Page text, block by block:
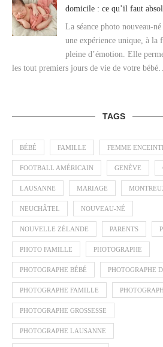
domicile : ce qu’il faut
La séance photo nouveau-
une expérience unique, à la
pleine d’émotion. Elle
les tout premiers jours de vie de votre
TAGS
BÉBÉ FAMILLE FEMME
FOOTBALL AMÉRICAIN GENÈVE
LAUSANNE MARIAGE
NEUCHÂTEL NOUVEAU-NÉ
NOUVELLE ZÉLANDE PARENTS
PHOTO FAMILLE PHOTOGRAPHE
PHOTOGRAPHE BÉBÉ PHOTOGRAPHE
PHOTOGRAPHE FAMILLE
PHOTOGRAPHE GROSSESSE
PHOTOGRAPHE LAUSANNE